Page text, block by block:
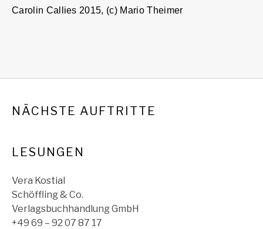
Carolin Callies 2015, (c) Mario Theimer
NÄCHSTE AUFTRITTE
LESUNGEN
Vera Kostial
Schöffling & Co.
Verlagsbuchhandlung GmbH
+49 69 – 92 07 87 17